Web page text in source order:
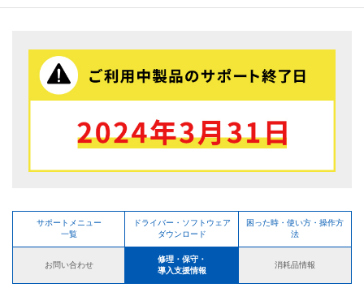
サポートメニュー
一覧
ドライバー・ソフトウェア
ダウンロード
困った時・使い方・操作方
法
お問い合わせ
修理・保守・
導入支援情報
消耗品情報